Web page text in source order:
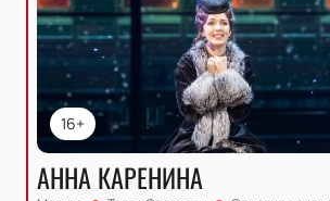
16+
АННА КАРЕНИНА